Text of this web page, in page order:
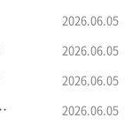
2026.06.05
2026.06.05
2026.06.05
2026.06.05